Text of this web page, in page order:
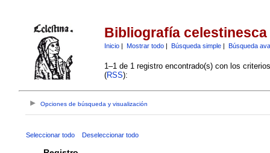
Bibliografía celestinesca
Inicio| Mostrar todo| Búsqueda simple| Búsqueda
1–1 de 1 registro encontrado(s) con los
(RSS):
Opciones de búsqueda y visualización
Seleccionar todo Deseleccionar todo